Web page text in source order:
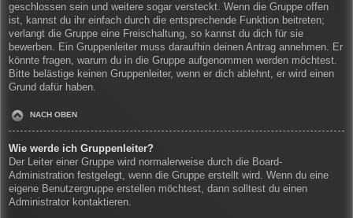
geschlossen sein und weitere sogar versteckt. Wenn die Gruppe offen
ist, kannst du ihr einfach durch die entsprechende Funktion beitreten;
verlangt die Gruppe eine Freischaltung, so kannst du dich für sie
bewerben. Ein Gruppenleiter muss daraufhin deinen Antrag annehmen. Er
könnte fragen, warum du in die Gruppe aufgenommen werden möchtest.
Bitte belästige keinen Gruppenleiter, wenn er dich ablehnt, er wird einen
Grund dafür haben.
NACH OBEN
Wie werde ich Gruppenleiter?
Der Leiter einer Gruppe wird normalerweise durch die Board-
Administration festgelegt, wenn die Gruppe erstellt wird. Wenn du eine
eigene Benutzergruppe erstellen möchtest, dann solltest du einen
Administrator kontaktieren.